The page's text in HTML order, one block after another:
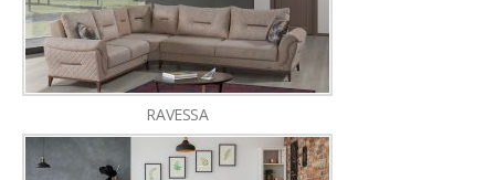
RAVESSA